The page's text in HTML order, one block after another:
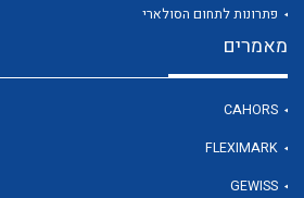
לכל מוצרי היצרן
פתרונות לתחום הסולארי
מאמרים
CAHORS
FLEXIMARK
GEWISS